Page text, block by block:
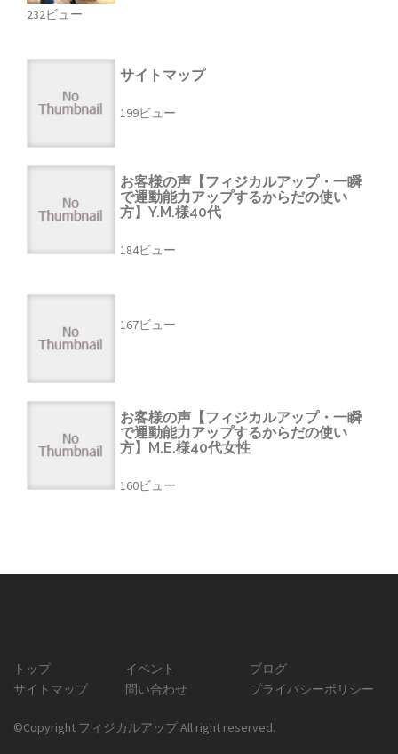
232ビュー
サイトマップ
199ビュー
お客様の声【フィジカルアップ・一瞬
で運動能力アップするからだの使い
方】Y.M.様40代
184ビュー
167ビュー
お客様の声【フィジカルアップ・一瞬
で運動能力アップするからだの使い
方】M.E.様40代女性
160ビュー
トップ イベント
ブログ
サイトマップ
問い合わせ プライバシーポリシー
©Copyright フィジカルアップ All right reserved.